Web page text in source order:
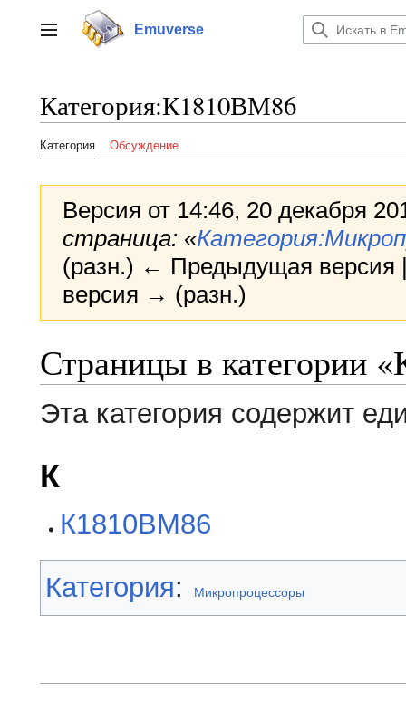
к
содержанию
Переключить боковую панель
Emuverse
Категория:К1810ВМ86
Категория Обсуждение
Версия от 14:46, 20 декабря
страница: «
(разн.) ← Предыдущая версия
версия → (разн.)
Страницы в категории
Эта категория содержит
К
К1810ВМ86
Категория: Микропроцессоры